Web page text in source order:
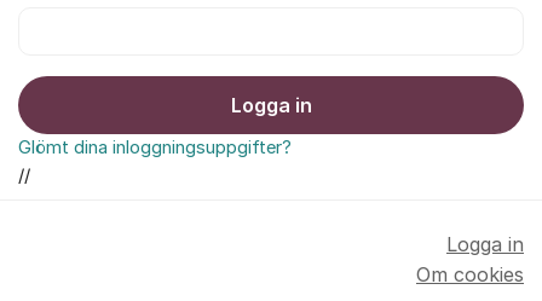
Logga in
Glömt dina inloggningsuppgifter?
//
Logga in
Om cookies